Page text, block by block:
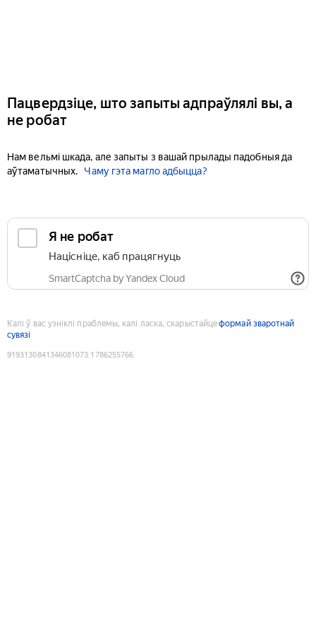
Пацвердзіце, што запыты адпраўлялі вы, а
не робат
Нам вельмі шкада, але запыты з вашай прылады падобныя да
аўтаматычных.
Чаму гэта магло адбыцца?
Я не робат
Націсніце, каб працягнуць
SmartCaptcha by Yandex Cloud
Калі ў вас узніклі праблемы, калі ласка, скарыстайцеформай зваротнай
сувязі
9193130841346081073:1786255766